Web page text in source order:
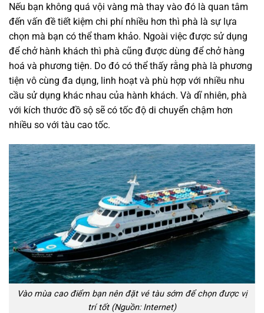
Nếu bạn không quá vội vàng mà thay vào đó là quan tâm
đến vấn đề tiết kiệm chi phí nhiều hơn thì phà là sự lựa
chọn mà bạn có thể tham khảo. Ngoài việc được sử dụng
để chở hành khách thì phà cũng được dùng để chở hàng
hoá và phương tiện. Do đó có thể thấy rằng phà là phương
tiện vô cùng đa dụng, linh hoạt và phù hợp với nhiều nhu
cầu sử dụng khác nhau của hành khách. Và dĩ nhiên, phà
với kích thước đồ sộ sẽ có tốc độ di chuyển chậm hơn
nhiều so với tàu cao tốc.
Vào mùa cao điểm bạn nên đặt vé tàu sớm để chọn được vị
trí tốt (Nguồn: Internet)